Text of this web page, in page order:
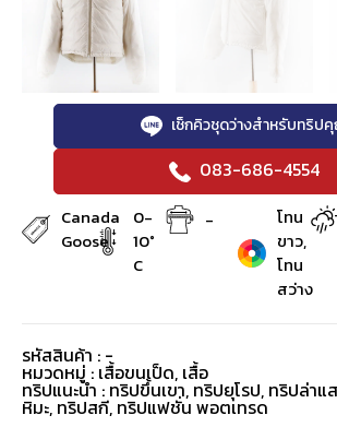
เช็กคิวชุดว่างสำหรับทริป
083-686-4554
Canada
Goose
0-
10°
C
-
โทน
ขาว,
โทน
สว่าง
รหัสสินค้า : -
หมวดหมู่ : เสื้อขนเป็ด, เสื้อ
ทริปแนะนำ : ทริปขึ้นเขา, ทริปยุโรป, ทริปล่าแ
หิมะ, ทริปสกี, ทริปแฟชั่น พอตเทรด